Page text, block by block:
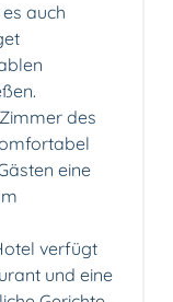
auch
des
eine
verfügt
und eine